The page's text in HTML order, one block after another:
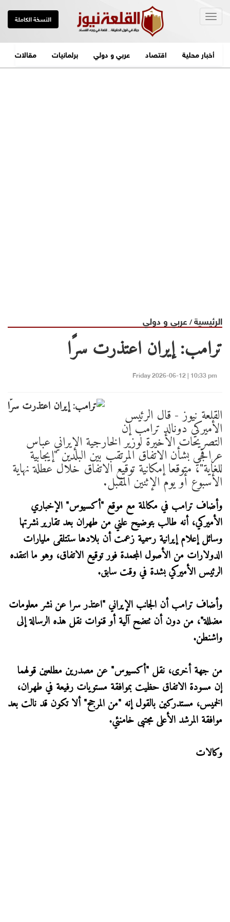
النسخة الكاملة
أخبار محلية اقتصاد عربي و دولي برلمانيات مقالات
الرئيسية/ عربي و دولي
ترامب: إيران اعتذرت سرًا
Friday 2026-06-12 | 10:33 pm
القلعة نيوز - قال الرئيس
الأميركي دونالد ترامب إن
التصريحات الأخيرة لوزير الخارجية الإيراني عباس
عراقجي بشأن الاتفاق المرتقب بين البلدين "إيجابية
للغاية"، متوقعا إمكانية توقيع الاتفاق خلال عطلة نهاية
الأسبوع أو يوم الإثنين المقبل.
وأضاف ترامب في مكالمة مع موقع "أكسيوس" الإخباري
الأميركي، أنه طالب بتوضيح علني من طهران بعد تقارير نشرتها
وسائل إعلام إيرانية رسمية زعمت أن بلادها ستتلقى مليارات
الدولارات من الأصول المجمدة فور توقيع الاتفاق، وهو ما انتقده
الرئيس الأميركي بشدة في وقت سابق.
وأضاف ترامب أن الجانب الإيراني "اعتذر سرا عن نشر معلومات
مضللة"، من دون أن تتضح آلية أو قنوات نقل هذه الرسالة إلى
واشنطن.
من جهة أخرى، نقل "أكسيوس" عن مصدرين مطلعين قولهما
إن مسودة الاتفاق حظيت بموافقة مستويات رفيعة في طهران،
الخميس، مستدركين بالقول إنه "من المرجح" ألا تكون قد نالت بعد
موافقة المرشد الأعلى مجتبى خامنئي.
وكالات